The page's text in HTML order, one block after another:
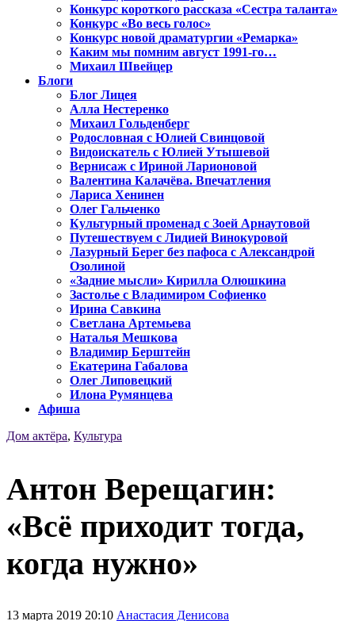
Конкурс короткого рассказа «Сестра таланта»
Конкурс «Во весь голос»
Конкурс новой драматургии «Ремарка»
Каким мы помним август 1991-го…
Михаил Швейцер
Блоги
Блог Лицея
Алла Нестеренко
Михаил Гольденберг
Родословная с Юлией Свинцовой
Видоискатель с Юлией Утышевой
Вернисаж с Ириной Ларионовой
Валентина Калачёва. Впечатления
Лариса Хенинен
Олег Гальченко
Культурный променад с Зоей Арнаутовой
Путешествуем с Лидией Винокуровой
Лазурный Берег без пафоса с Александрой
Озолиной
«Задние мысли» Кирилла Олюшкина
Застолье с Владимиром Софиенко
Ирина Савкина
Светлана Артемьева
Наталья Мешкова
Владимир Берштейн
Екатерина Габалова
Олег Липовецкий
Илона Румянцева
Афиша
Дом актёра, Культура
Антон Верещагин:
«Всё приходит тогда,
когда нужно»
13 марта 2019 20:10 Анастасия Денисова